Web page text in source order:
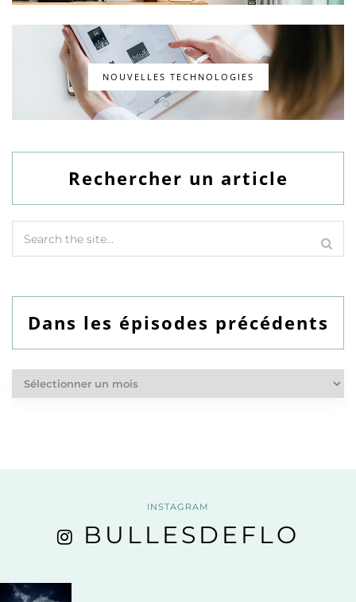
NOUVELLES TECHNOLOGIES
Rechercher un article
Dans les épisodes précédents
Dans
les
INSTAGRAM
BULLESDEFLO